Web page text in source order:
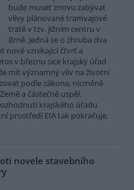
bude muset znovu zabývat
vlivy plánované tramvajové
tratě v tzv. jižním centru v
Brně. Jedná se o zhruba dva
nově vznikající čtvrť a
v březnu sice krajský úřad
mít významný vliv na životní
podle zákona, nicméně
a částečně uspěl.
krajského úřadu
prostředí EIA tak pokračuje,
novele stavebního